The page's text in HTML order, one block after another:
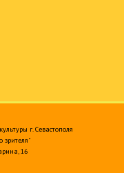
г. Севастополя
зрителя"
16